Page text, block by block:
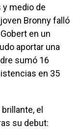
medio de
Bronny falló
en un
aportar una
sumó 16
en 35
el
su debut: